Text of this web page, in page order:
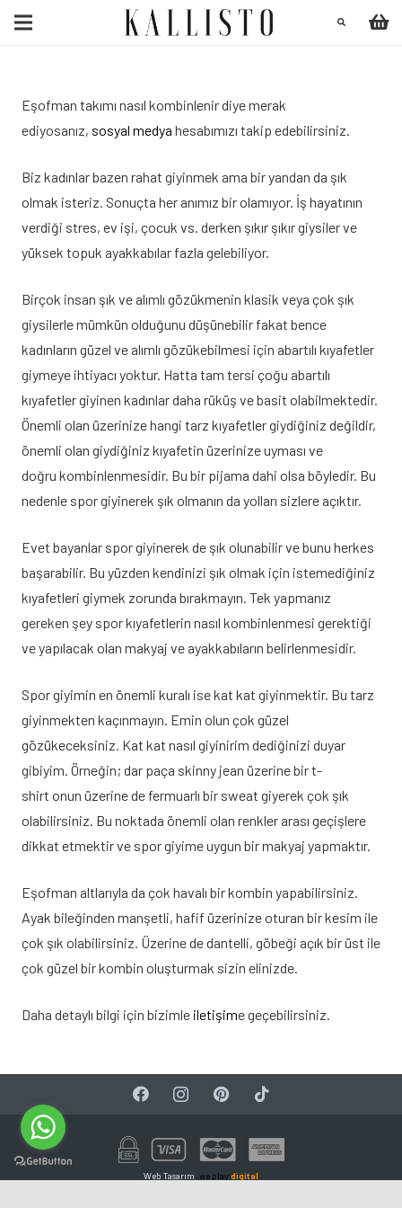
Eşofman takımı nasıl kombinlenir diye merak
ediyosanız, sosyal medya hesabımızı takip edebilirsiniz.
Biz kadınlar bazen rahat giyinmek ama bir yandan da şık
olmak isteriz. Sonuçta her anımız bir olamıyor. İş hayatının
verdiği stres, ev işi, çocuk vs. derken şıkır şıkır giysiler ve
yüksek topuk ayakkabılar fazla gelebiliyor.
Birçok insan şık ve alımlı gözükmenin klasik veya çok şık
giysilerle mümkün olduğunu düşünebilir fakat bence
kadınların güzel ve alımlı gözükebilmesi için abartılı kıyafetler
giymeye ihtiyacı yoktur. Hatta tam tersi çoğu abartılı
kıyafetler giyinen kadınlar daha rüküş ve basit olabilmektedir.
Önemli olan üzerinize hangi tarz kıyafetler giydiğiniz değildir,
önemli olan giydiğiniz kıyafetin üzerinize uyması ve
doğru kombinlenmesidir. Bu bir pijama dahi olsa böyledir. Bu
nedenle spor giyinerek şık olmanın da yolları sizlere açıktır.
Evet bayanlar spor giyinerek de şık olunabilir ve bunu herkes
başarabilir. Bu yüzden kendinizi şık olmak için istemediğiniz
kıyafetleri giymek zorunda bırakmayın. Tek yapmanız
gereken şey spor kıyafetlerin nasıl kombinlenmesi gerektiği
ve yapılacak olan makyaj ve ayakkabıların belirlenmesidir.
Spor giyimin en önemli kuralı ise kat kat giyinmektir. Bu tarz
giyinmekten kaçınmayın. Emin olun çok güzel
gözükeceksiniz. Kat kat nasıl giyinirim dediğinizi duyar
gibiyim. Örneğin; dar paça skinny jean üzerine bir t-
shirt onun üzerine de fermuarlı bir sweat giyerek çok şık
olabilirsiniz. Bu noktada önemli olan renkler arası geçişlere
dikkat etmektir ve spor giyime uygun bir makyaj yapmaktır.
Eşofman altlarıyla da çok havalı bir kombin yapabilirsiniz.
Ayak bileğinden manşetli, hafif üzerinize oturan bir kesim ile
çok şık olabilirsiniz. Üzerine de dantelli, göbeği açık bir üst ile
çok güzel bir kombin oluşturmak sizin elinizde.
Daha detaylı bilgi için bizimle iletişime geçebilirsiniz.
Web Tasarım .we play digital